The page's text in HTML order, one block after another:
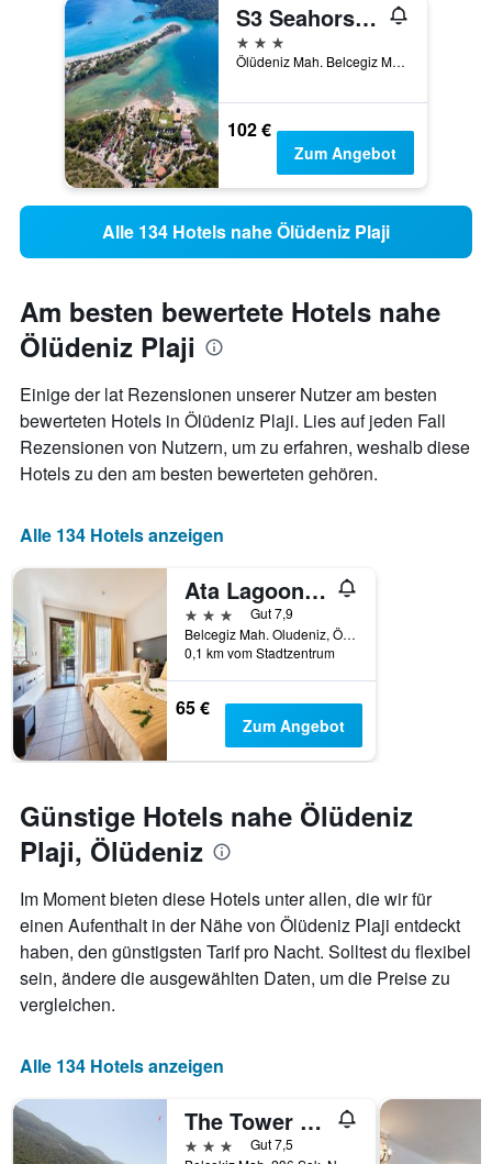
S3 Seahorse Beach Club
3 Sterne
Ölüdeniz Mah. Belcegiz Mevkii No. 69, Ölüdeniz, Türkei
102 €
Zum Angebot
Alle 134 Hotels nahe Ölüdeniz Plaji
Am besten bewertete Hotels nahe
Ölüdeniz Plaji
Einige der lat Rezensionen unserer Nutzer am besten
bewerteten Hotels in Ölüdeniz Plaji. Lies auf jeden Fall
Rezensionen von Nutzern, um zu erfahren, weshalb diese
Hotels zu den am besten bewerteten gehören.
Alle 134 Hotels anzeigen
Ata Lagoon Beach Hotel
3 Sterne
Gut 7,9
Belcegiz Mah. Oludeniz, Ölüdeniz, Türkei
0,1 km vom Stadtzentrum
65 €
Zum Angebot
Günstige Hotels nahe Ölüdeniz
Plaji, Ölüdeniz
Im Moment bieten diese Hotels unter allen, die wir für
einen Aufenthalt in der Nähe von Ölüdeniz Plaji entdeckt
haben, den günstigsten Tarif pro Nacht. Solltest du flexibel
sein, ändere die ausgewählten Daten, um die Preise zu
vergleichen.
Alle 134 Hotels anzeigen
The Tower Hotel
3 Sterne
Gut 7,5